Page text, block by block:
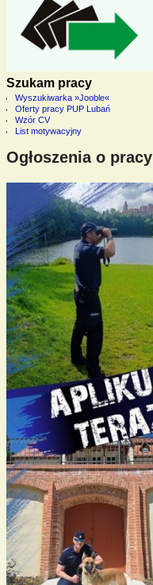
Szukam pracy
Wyszukiwarka »Jooble«
Oferty pracy PUP Lubań
Wzór CV
List motywacyjny
Ogłoszenia o pracy